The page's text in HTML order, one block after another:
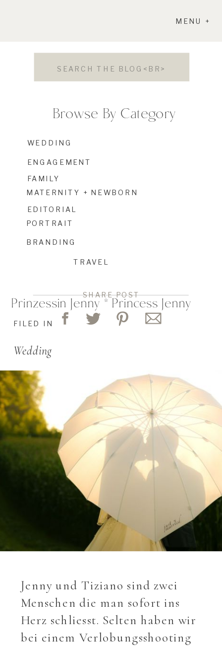
MENU +
FILED IN
Wedding
Prinzessin Jenny * Princess Jenny
Browse By Category
WEDDING
ENGAGEMENT
FAMILY
MATERNITY + NEWBORN
EDITORIAL
PORTRAIT
TRAVEL
BRANDING
Search
SHARE POST
Jenny und Tiziano sind zwei
Menschen die man sofort ins
Herz schliesst. Selten haben wir
bei einem Verlobungsshooting